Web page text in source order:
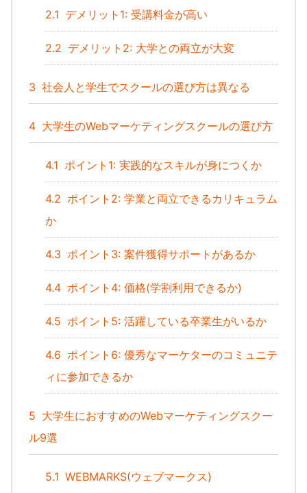
2.1 デメリット1: 受講料金が高い
2.2 デメリット2: 大学との両立が大変
3 社会人と学生でスクールの選び方は異なる
4 大学生のWebマーケティングスクールの選び方
4.1 ポイント1: 実践的なスキルが身につくか
4.2 ポイント2: 学業と両立できるカリキュラム
か
4.3 ポイント3: 案件獲得サポートがあるか
4.4 ポイント4: 価格(学割利用できるか)
4.5 ポイント5: 活躍している卒業生がいるか
4.6 ポイント6: 優秀なマーケターのコミュニテ
ィに参加できるか
5 大学生におすすめのWebマーケティングスクー
ル9選
5.1 WEBMARKS(ウェブマークス)